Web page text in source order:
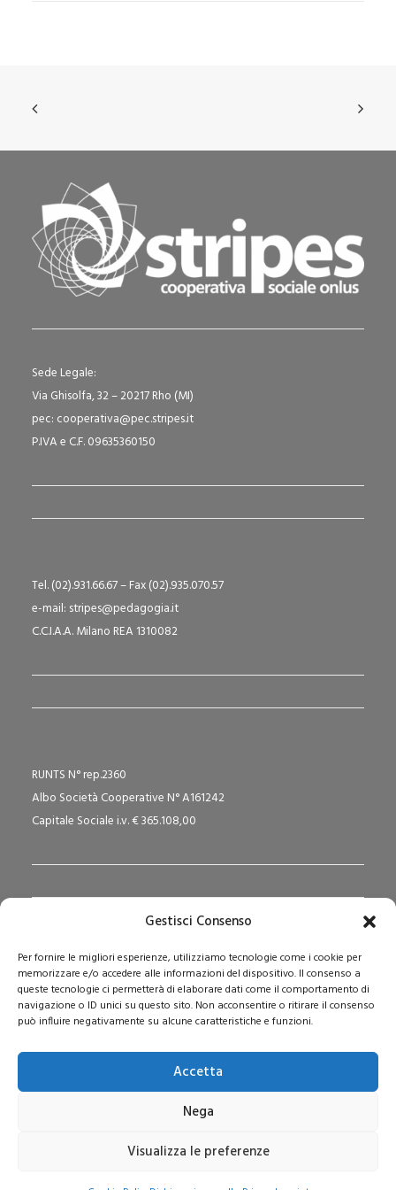
Gestisci Consenso
Per fornire le migliori esperienze, utilizziamo tecnologie come i cookie per
memorizzare e/o accedere alle informazioni del dispositivo. Il consenso a
queste tecnologie ci permetterà di elaborare dati come il comportamento di
navigazione o ID unici su questo sito. Non acconsentire o ritirare il consenso
può influire negativamente su alcune caratteristiche e funzioni.
Accetta
Nega
Visualizza le preferenze
Sede Legale:
Via Ghisolfa, 32 – 20217 Rho (MI)
pec: cooperativa@pec.stripes.it
P.IVA e C.F. 09635360150
Tel. (02).931.66.67 – Fax (02).935.070.57
e-mail: stripes@pedagogia.it
C.C.I.A.A. Milano REA 1310082
RUNTS N° rep.2360
Albo Società Cooperative N° A161242
Capitale Sociale i.v. € 365.108,00
Via San Domenico Savio, 6 – 20017 Rho (MI)
Reg. Tribunale: n. 187 del 29/03/97 | ISSN: 1593-2259
Web:www.pedagogia.it
© 2026 Pedagogia.it. Tutti i diritti riservati